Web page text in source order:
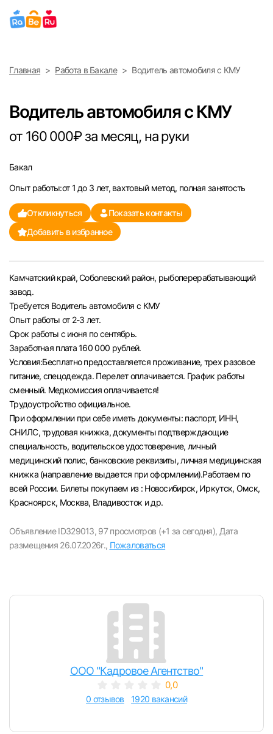
Выберите город
Санкт-Петербург
Ижевск
Екатеринбург
Саратов
Казань
Челябинск
Пермь
Самара
Оренбург
Волгоград
Ульяновск
Курган
Главная Работа в Бакале Водитель автомобиля с КМУ
Водитель автомобиля с КМУ
от 160 000₽ за месяц, на руки
Бакал
Опыт работы:от 1 до 3 лет, вахтовый метод, полная занятость
Откликнуться
Показать контакты
Добавить в избранное
Камчатский край, Соболевский район, рыбоперерабатывающий
завод.
Требуется Водитель автомобиля с КМУ
Опыт работы от 2-3 лет.
Срок работы с июня по сентябрь.
Заработная плата 160 000 рублей.
Условия:Бесплатно предоставляется проживание, трех разовое
питание, спецодежда. Перелет оплачивается. График работы
сменный. Медкомиссия оплачивается!
Трудоустройство официальное.
При оформлении при себе иметь документы: паспорт, ИНН,
СНИЛС, трудовая книжка, документы подтверждающие
специальность, водительское удостоверение, личный
медицинский полис, банковские реквизиты, личная медицинская
книжка (направление выдается при оформлении).Работаем по
всей России. Билеты покупаем из : Новосибирск, Иркутск, Омск,
Красноярск, Москва, Владивосток и др.
Объявление ID329013, 97 просмотров (+1 за сегодня), Дата
размещения 26.07.2026г., Пожаловаться
ООО "Кадровое Агентство"
0,0
0 отзывов 1920 вакансий